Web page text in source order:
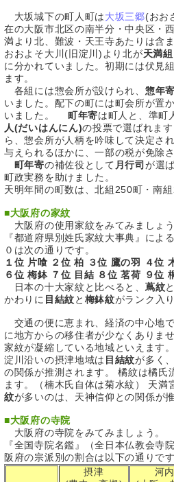
大坂城下の町人町は大坂三郷(おお
在の大阪市北区の南半分・中央区・
満より北、難波・天王寺あたりは含
おおよそ大川(旧淀川)より北が天満組
に分かれていました。初期には伏見
ます。
各組には惣会所が設けられ、 惣年寄
いました。配下の町には町会所が置
いました。 町年寄は町人と、準町
人(だいはんにん)の投票で選ばれま
ら、惣会所が人柄を吟味して決定さ
与えられるほかに、一部の税が免除さ
町年寄の補佐役として 月行司 が選
町政実務を助けました。
天明年間の町数は、北組250町・南
■大阪府の家紋
大阪府の使用家紋をみてみましょう
『都道府県別姓氏家紋大事典』によ
０は次の通りです。
１位 片喰 ２位 柏 ３位 鷹の羽 ４位
６位 梅鉢 ７位 目結 ８位 茗荷 ９位
日本の十大家紋と比べると、 蔦紋と
かわりに 目結紋と 梅鉢紋がランク入
交通の便に恵まれ、経済の中心地
に地方からの移住者が少なくありま
家紋が凝縮している地域といえます。
淀川沿いの摂津地域は 目結紋が多く
の関係が推測されます。 橘紋は橘氏
ます。（楠木氏自体は菊水紋） 天満
紋が多いのは、天神信仰との関係が
■大阪府の寺院
大阪府の寺院をみてみましょう。
『全国寺院名鑑』（全日本仏教会寺
阪府の宗派別の割合は以下の通りです
摂津
河内